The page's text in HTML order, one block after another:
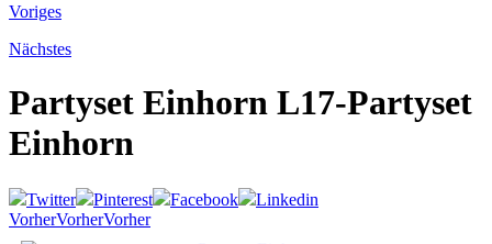
Voriges
Nächstes
Partyset Einhorn L17-Partyset
Einhorn
Twitter Pinterest Facebook
Linkedin
VorherVorherVorher